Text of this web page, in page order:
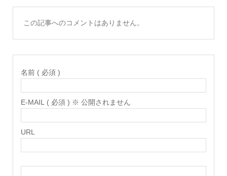
この記事へのコメントはありません。
名前 ( 必須 )
E-MAIL ( 必須 ) ※ 公開されません
URL